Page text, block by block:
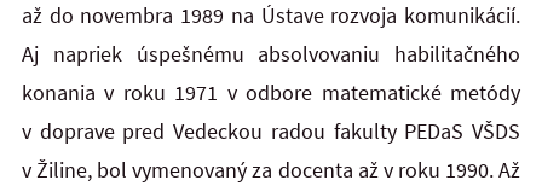
až do novembra 1989 na Ústave rozvoja komunikácií.
Aj napriek úspešnému absolvovaniu habilitačného
konania v roku 1971 v odbore matematické metódy
v doprave pred Vedeckou radou fakulty PEDaS VŠDS
v Žiline, bol vymenovaný za docenta až v roku 1990. Až